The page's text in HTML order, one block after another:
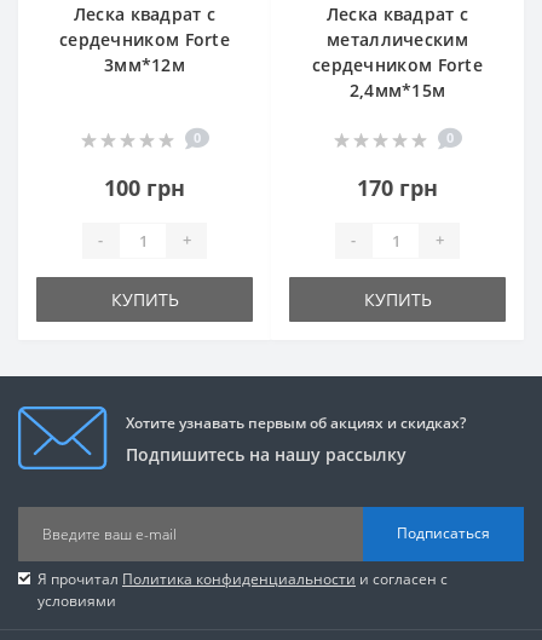
Леска квадрат с
сердечником Forte
3мм*12м
0
100 грн
- +
КУПИТЬ
Леска квадрат с
металлическим
сердечником Forte
2,4мм*15м
0
170 грн
- +
КУПИТЬ
Хотите узнавать первым об акциях и скидках?
Подпишитесь на нашу рассылку
Подписаться
Я прочитал Политика конфиденциальности и согласен с
условиями